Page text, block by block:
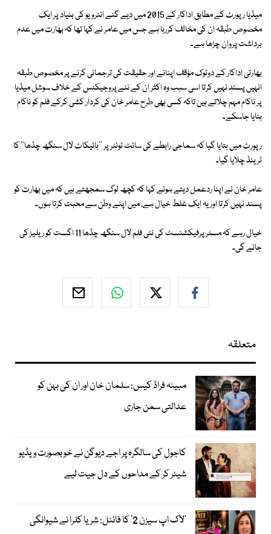
میڈیا رپورٹ کے مطابق اداکار کے 2015 میں دیے گئے انٹرویو کی بنیاد پر ایک
مخصوص طبقہ ان کی مخالف کررہا ہے جس میں عامر نے کہا تھا کہ بھارت میں عدم
برداشت پروان چڑھا ہے۔
بھارتی اداکار کے دوٹوک مؤقف اپنانے اور حقیقت کی ترجمانی کرنے پر مخصوص طبقہ
انہیں پسند نہیں کرتا اسی سبب وہ اکثر ان کے نئے پروجیکٹس کے خلاف سوشل میڈیا
پر ناکام مہم چلاتے ہیں تاکہ کسی بھی طرح عامر خان کی کردار کشی کرکے فلم کو ناکام
بنایا جاسکے۔
رپورٹ میں بتایا گیا کہ سماجی رابطے کی سائٹ ٹوئٹر پر ''بائیکاٹ لال سنگھ چڈھا'' کا
ٹرینڈ چلایا گیا۔
عامر خان نے اپنا ردعمل دیتے ہوئے کہا کہ کچھ لوگ سمجھتے ہیں کہ میں بھارت کو
پسند نہیں کرتا اور یہ ایک غلط خیال ہے، میں اپنے وطن سے محبت کرتا ہوں۔
خیال رہے کہ مسٹر پرفیکشنسٹ کی نئی فلم لال سنگھ چڈھا 11 اگست کو ریلیز کی
جائے گی۔
متعلقہ
مبینہ فراڈ کیس: سلمان خان اور ان کی بہن کو
عدالتی سمن جاری
کاجول کی سالگرہ پر اجے دیوگن نے خوبصورت ویڈیو
شیئر کر کے مداحوں کے دل جیت لیے
’لاک اپ سیزن 2‘ کا فائنل: شریا کلرا نے شیوانگی